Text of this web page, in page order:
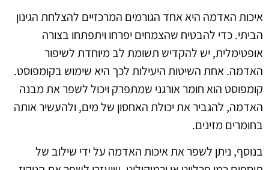
איכות האדמה היא אחד הגורמים המרכזיים להצלחת הגינון
הביתי. כדי להבטיח שהצמחים יפרחו ויתפתחו בצורה
אופטימלית, יש להקדיש תשומת לב מיוחדת לשיפור
האדמה. אחת השיטות היעילות לכך היא שימוש בקומפוסט.
קומפוסט הוא חומר אורגני שמתפרק ויכול לשפר את מבנה
האדמה, להגביר את יכולת האחסון של מים, ולהעשיר אותה
בחומרים מזינים.
בנוסף, ניתן לשפר את איכות האדמה על ידי שילוב של